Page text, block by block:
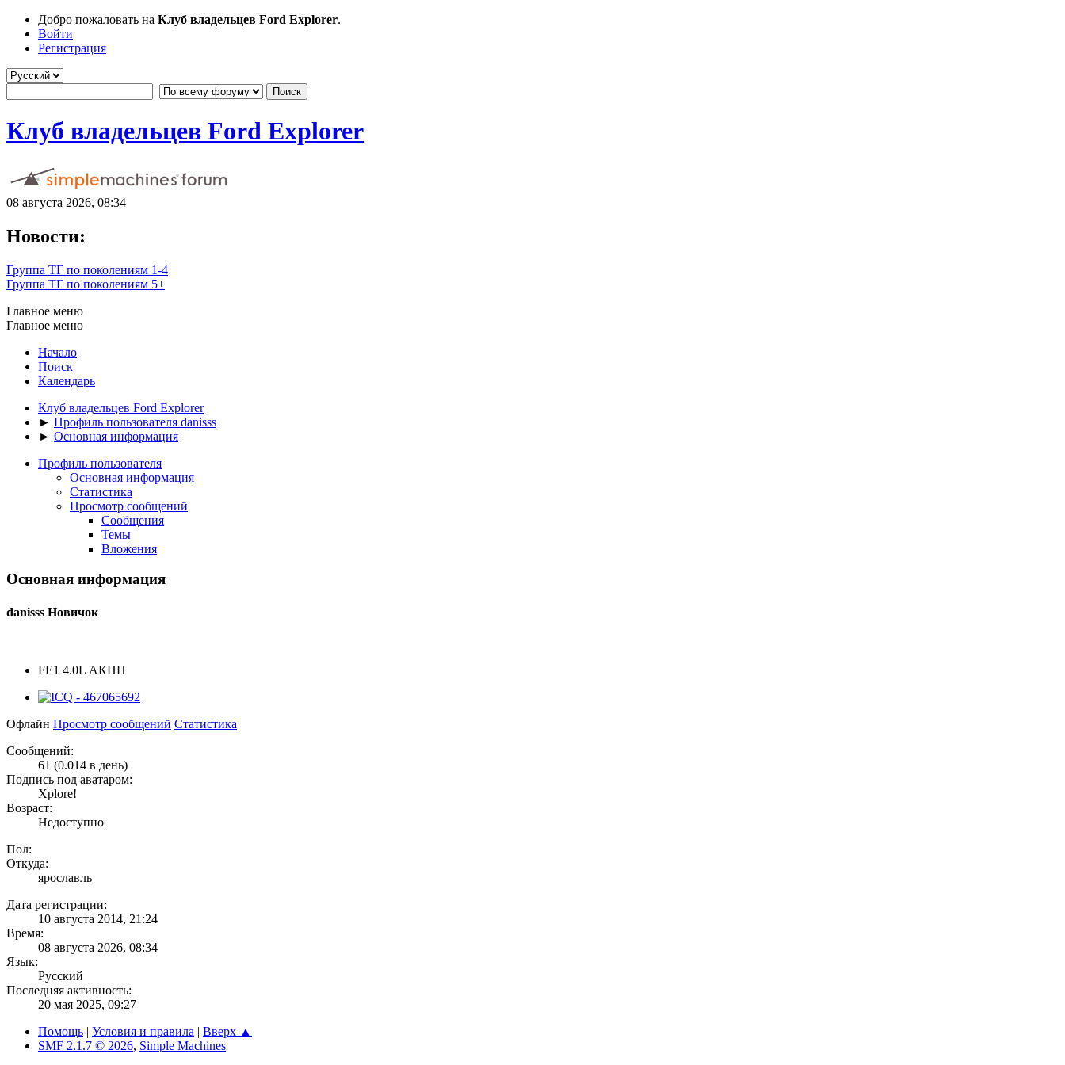
Добро пожаловать на Клуб владельцев Ford Explorer.
Войти
Регистрация
Клуб владельцев Ford Explorer
08 августа 2026, 08:34
Новости:
Группа ТГ по поколениям 1-4
Группа ТГ по поколениям 5+
Главное меню
Главное меню
Начало
Поиск
Календарь
Клуб владельцев Ford Explorer
► Профиль пользователя danisss
► Основная информация
Профиль пользователя
Основная информация
Статистика
Просмотр сообщений
Сообщения
Темы
Вложения
Основная информация
danisss Новичок
FE1 4.0L АКПП
Офлайн Просмотр сообщений Статистика
Сообщений:
61 (0.014 в день)
Подпись под аватаром:
Xplore!
Возраст:
Недоступно
Пол:
Откуда:
ярославль
Дата регистрации:
10 августа 2014, 21:24
Время:
08 августа 2026, 08:34
Язык:
Русский
Последняя активность:
20 мая 2025, 09:27
Помощь | Условия и правила | Вверх ▲
SMF 2.1.7 © 2026, Simple Machines